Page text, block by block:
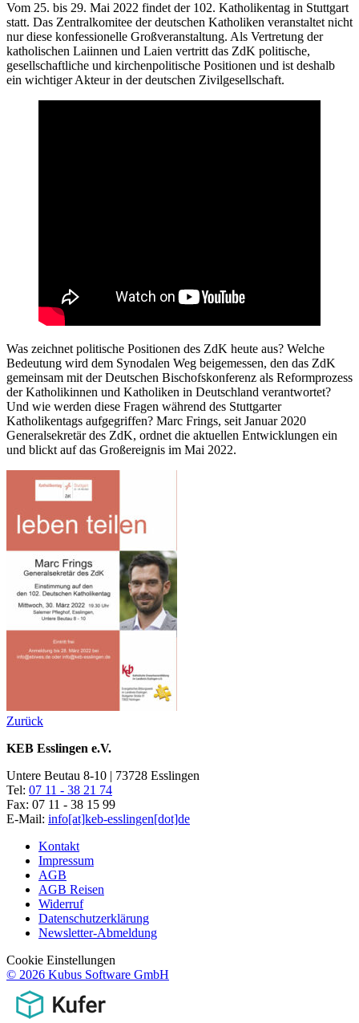
Vom 25. bis 29. Mai 2022 findet der 102. Katholikentag in Stuttgart
statt. Das Zentralkomitee der deutschen Katholiken veranstaltet nicht
nur diese konfessionelle Großveranstaltung. Als Vertretung der
katholischen Laiinnen und Laien vertritt das ZdK politische,
gesellschaftliche und kirchenpolitische Positionen und ist deshalb
ein wichtiger Akteur in der deutschen Zivilgesellschaft.
Was zeichnet politische Positionen des ZdK heute aus? Welche
Bedeutung wird dem Synodalen Weg beigemessen, den das ZdK
gemeinsam mit der Deutschen Bischofskonferenz als Reformprozess
der Katholikinnen und Katholiken in Deutschland verantwortet?
Und wie werden diese Fragen während des Stuttgarter
Katholikentags aufgegriffen? Marc Frings, seit Januar 2020
Generalsekretär des ZdK, ordnet die aktuellen Entwicklungen ein
und blickt auf das Großereignis im Mai 2022.
Zurück
KEB Esslingen e.V.
Untere Beutau 8-10 | 73728 Esslingen
Tel: 07 11 - 38 21 74
Fax: 07 11 - 38 15 99
E-Mail: info[at]keb-esslingen[dot]de
Kontakt
Impressum
AGB
AGB Reisen
Widerruf
Datenschutzerklärung
Newsletter-Abmeldung
Cookie Einstellungen
© 2026 Kubus Software GmbH